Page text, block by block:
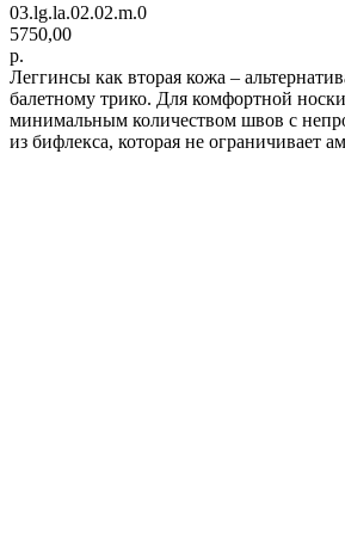
03.lg.la.02.02.m.0
5750,00
р.
Леггинсы как вторая кожа –
балетному трико. Для комфортной
минимальным количеством швов с
из бифлекса, которая не ограничивает